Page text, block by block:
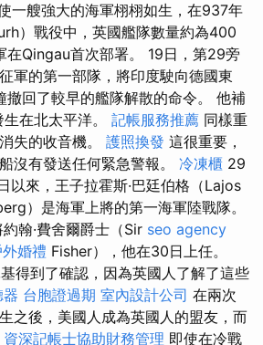
一艘強大的海軍栩栩如生，在937年
）戰役中，英國艦隊數量約為400
在Qingau首次部署。 19日，第29旁
軍的第一部隊，將印度駛向德國東
回了較早的艦隊解散的命令。 他補
在北太平洋。 記帳服務推薦 同樣重
失的收音機。 護照換發 這很重要，
沒有發送任何緊急警報。 冷凍櫃 29
以來，王子拉霍斯·巴廷伯格（Lajos
）是海軍上將的第一海軍陸戰隊。
翰·費舍爾爵士（Sir seo agency
外婚禮 Fisher），他在30日上任。
得到了確認，因為英國人了解了這些
台胞證過期 室內設計公司 在兩次
之後，美國人成為英國人的盟友，而
資深記帳士協助財務管理 即使在冷戰